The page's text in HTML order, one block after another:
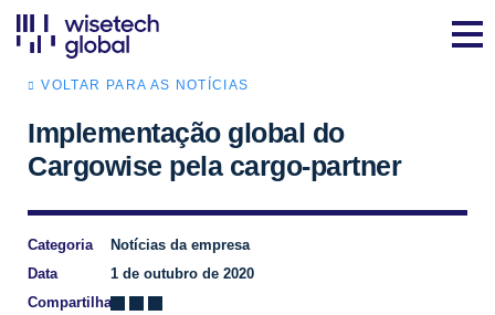
VOLTAR PARA AS NOTÍCIAS
Implementação global do
Cargowise pela cargo-partner
Categoria
Notícias da empresa
Data
1 de outubro de 2020
Compartilhar